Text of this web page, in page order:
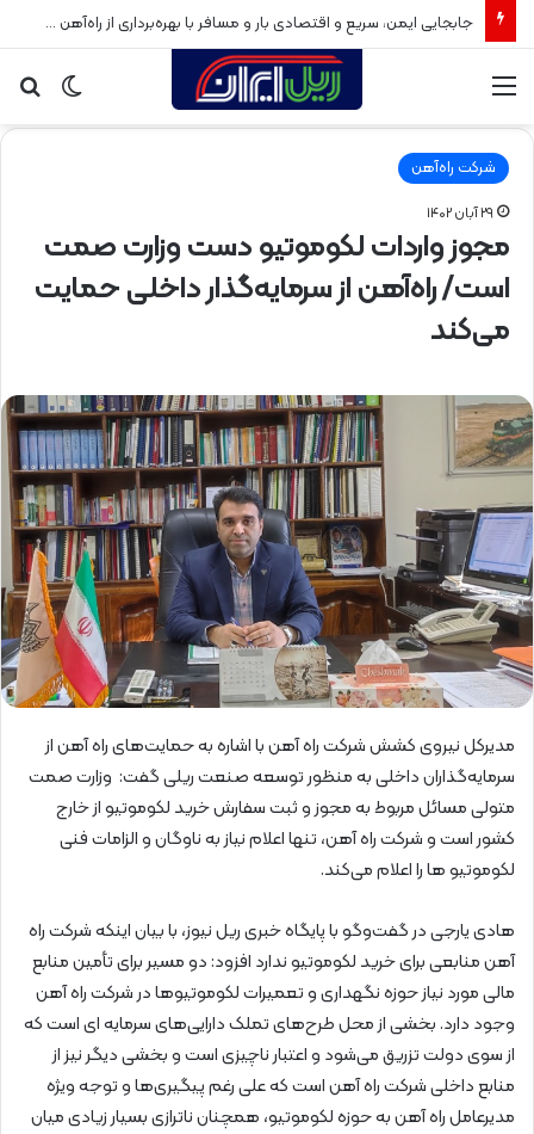
جابجایی ایمن، سریع و اقتصادی بار و مسافر با بهره‌برداری از راه‌آهن سبزوار
تغییر
پوسته
شرکت راه‌آهن
۲۹ آبان ۱۴۰۲
مجوز واردات لکوموتیو دست وزارت صمت
است/ راه‌آهن از سرمایه‌گذار داخلی حمایت
می‌کند
مدیرکل نیروی کشش شرکت راه آهن با اشاره به حمایت‌های راه آهن از
سرمایه‌گذاران داخلی به منظور توسعه صنعت ریلی گفت: وزارت صمت
متولی مسائل مربوط به مجوز و ثبت سفارش خرید لکوموتیو از خارج
کشور است و شرکت راه آهن، تنها اعلام نیاز به ناوگان و الزامات فنی
لکوموتیو ها را اعلام می‌کند.
هادی یارجی در گفت‌وگو با پایگاه خبری ریل نیوز، با بیان اینکه شرکت راه
آهن منابعی برای خرید لکوموتیو ندارد افزود: دو مسیر برای تأمین منابع
مالی مورد نیاز حوزه نگهداری و تعمیرات لکوموتیوها در شرکت راه آهن
وجود دارد. بخشی از محل طرح‌های تملک دارایی‌های سرمایه‌ ای است که
از سوی دولت تزریق می‌شود و اعتبار ناچیزی است و بخشی دیگر نیز از
منابع داخلی شرکت راه آهن است که علی رغم پیگیری‌ها و توجه ویژه
مدیرعامل راه آهن به حوزه لکوموتیو، همچنان ناترازی بسیار زیادی میان